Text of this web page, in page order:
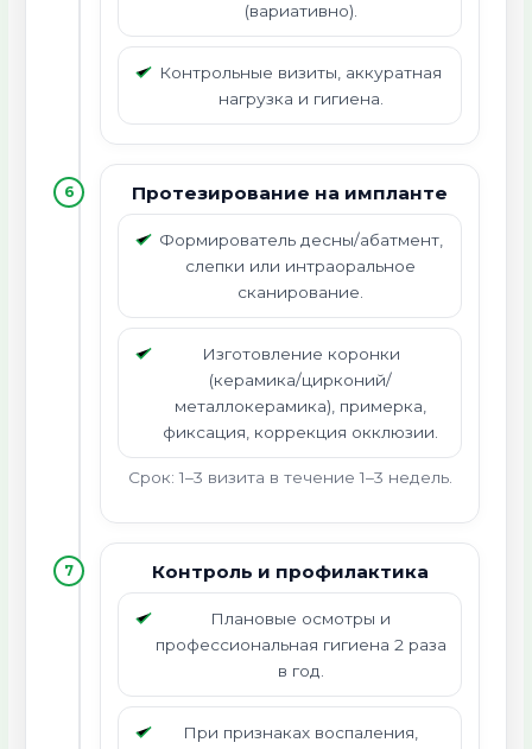
(вариативно).
Контрольные визиты, аккуратная
нагрузка и гигиена.
6 Протезирование на импланте
Формирователь десны/абатмент,
слепки или интраоральное
сканирование.
Изготовление коронки
(керамика/цирконий/
металлокерамика), примерка,
фиксация, коррекция окклюзии.
Срок: 1–3 визита в течение 1–3 недель.
7 Контроль и профилактика
Плановые осмотры и
профессиональная гигиена 2 раза
в год.
При признаках воспаления,